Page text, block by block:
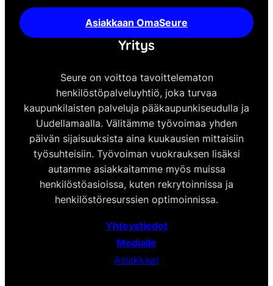
Asiakkaan OmaSeure
Yritys
Seure on voittoa tavoittelematon
henkilöstöpalveluyhtiö, joka turvaa
kaupunkilaisten palveluja pääkaupunkiseudulla ja
Uudellamaalla. Välitämme työvoimaa yhden
päivän sijaisuuksista aina kuukausien mittaisiin
työsuhteisiin. Työvoiman vuokrauksen lisäksi
autamme asiakkaitamme myös muissa
henkilöstöasioissa, kuten rekrytoinnissa ja
henkilöstöresurssien optimoinnissa.
Yhteystiedot
Medialle
Asiakkaat